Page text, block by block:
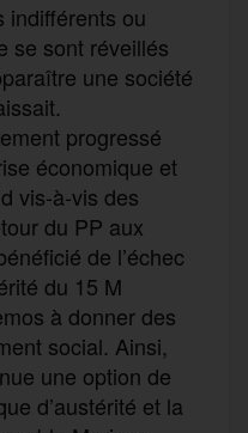
indifférents ou
se sont réveillés
une société
progressé
économique et
vis-à-vis des
du PP aux
de l’échec
du 15 M
à donner des
social. Ainsi,
une option de
d’austérité et la